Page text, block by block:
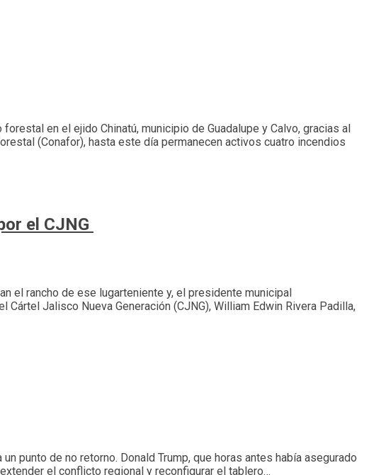
en el ejido Chinatú, municipio de Guadalupe y Calvo, gracias al
(Conafor), hasta este día permanecen activos cuatro incendios
el CJNG
el rancho de ese lugarteniente y, el presidente municipal
Jalisco Nueva Generación (CJNG), William Edwin Rivera Padilla,
punto de no retorno. Donald Trump, que horas antes había asegurado
el conflicto regional y reconfigurar el tablero…